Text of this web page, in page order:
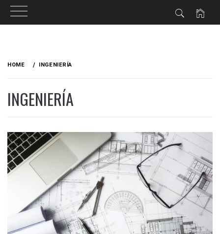
HOME INGENIERÍA
INGENIERÍA